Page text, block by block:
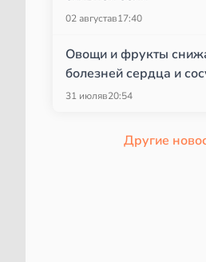
02 августав17:40
Овощи и фрукты
болезней сердца и
31 июляв20:54
Другие